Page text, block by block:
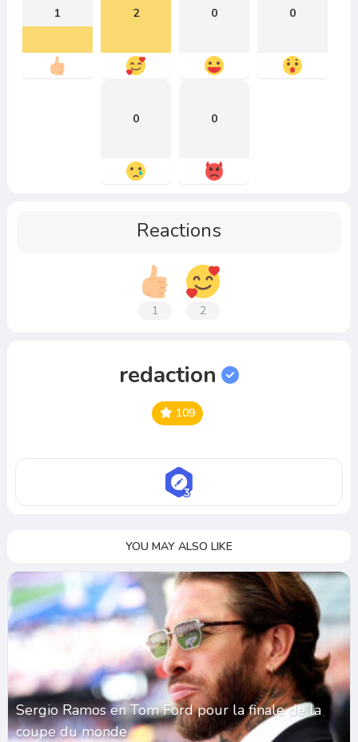
1 2 0 0
0 0
Reactions
1 2
redaction
109
YOU MAY ALSO LIKE
Sergio Ramos en Tom Ford pour la finale de la
coupe du monde